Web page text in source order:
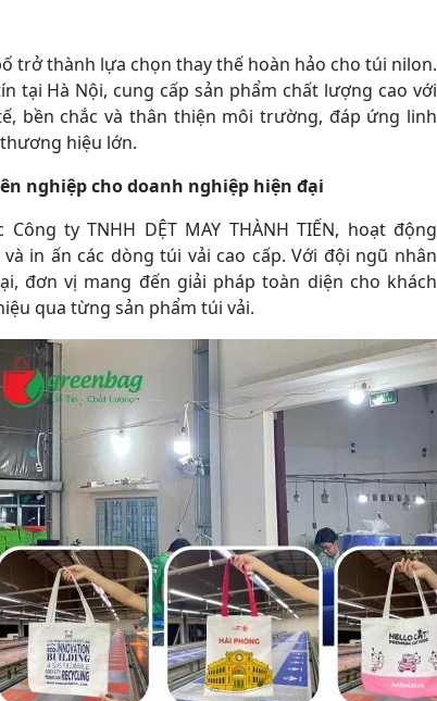
trở thành lựa chọn thay thế hoàn hảo cho túi nilon.
tại Hà Nội, cung cấp sản phẩm chất lượng cao với
bền chắc và thân thiện môi trường, đáp ứng linh
hiệu lớn.
nghiệp cho doanh nghiệp hiện đại
ty TNHH DỆT MAY THÀNH TIẾN, hoạt động
in ấn các dòng túi vải cao cấp. Với đội ngũ nhân
đơn vị mang đến giải pháp toàn diện cho khách
qua từng sản phẩm túi vải.